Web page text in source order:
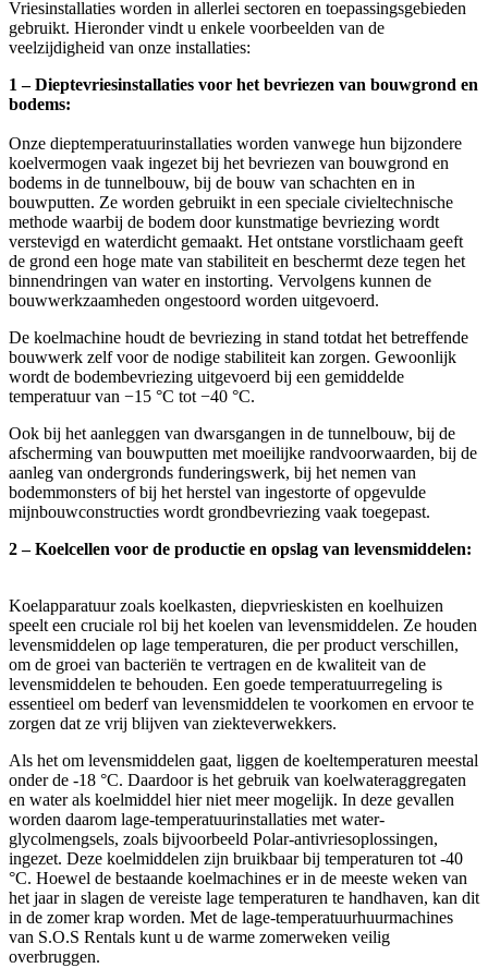
Vriesinstallaties worden in allerlei sectoren en toepassingsgebieden
gebruikt. Hieronder vindt u enkele voorbeelden van de
veelzijdigheid van onze installaties:
1 – Dieptevriesinstallaties voor het bevriezen van bouwgrond en
bodems:
Onze dieptemperatuurinstallaties worden vanwege hun bijzondere
koelvermogen vaak ingezet bij het bevriezen van bouwgrond en
bodems in de tunnelbouw, bij de bouw van schachten en in
bouwputten. Ze worden gebruikt in een speciale civieltechnische
methode waarbij de bodem door kunstmatige bevriezing wordt
verstevigd en waterdicht gemaakt. Het ontstane vorstlichaam geeft
de grond een hoge mate van stabiliteit en beschermt deze tegen het
binnendringen van water en instorting. Vervolgens kunnen de
bouwwerkzaamheden ongestoord worden uitgevoerd.
De koelmachine houdt de bevriezing in stand totdat het betreffende
bouwwerk zelf voor de nodige stabiliteit kan zorgen. Gewoonlijk
wordt de bodembevriezing uitgevoerd bij een gemiddelde
temperatuur van −15 °C tot −40 °C.
Ook bij het aanleggen van dwarsgangen in de tunnelbouw, bij de
afscherming van bouwputten met moeilijke randvoorwaarden, bij de
aanleg van ondergronds funderingswerk, bij het nemen van
bodemmonsters of bij het herstel van ingestorte of opgevulde
mijnbouwconstructies wordt grondbevriezing vaak toegepast.
2 – Koelcellen voor de productie en opslag van levensmiddelen:
Koelapparatuur zoals koelkasten, diepvrieskisten en koelhuizen
speelt een cruciale rol bij het koelen van levensmiddelen. Ze houden
levensmiddelen op lage temperaturen, die per product verschillen,
om de groei van bacteriën te vertragen en de kwaliteit van de
levensmiddelen te behouden. Een goede temperatuurregeling is
essentieel om bederf van levensmiddelen te voorkomen en ervoor te
zorgen dat ze vrij blijven van ziekteverwekkers.
Als het om levensmiddelen gaat, liggen de koeltemperaturen meestal
onder de -18 °C. Daardoor is het gebruik van koelwateraggregaten
en water als koelmiddel hier niet meer mogelijk. In deze gevallen
worden daarom lage-temperatuurinstallaties met water-
glycolmengsels, zoals bijvoorbeeld Polar-antivriesoplossingen,
ingezet. Deze koelmiddelen zijn bruikbaar bij temperaturen tot -40
°C. Hoewel de bestaande koelmachines er in de meeste weken van
het jaar in slagen de vereiste lage temperaturen te handhaven, kan dit
in de zomer krap worden. Met de lage-temperatuurhuurmachines
van S.O.S Rentals kunt u de warme zomerweken veilig
overbruggen.